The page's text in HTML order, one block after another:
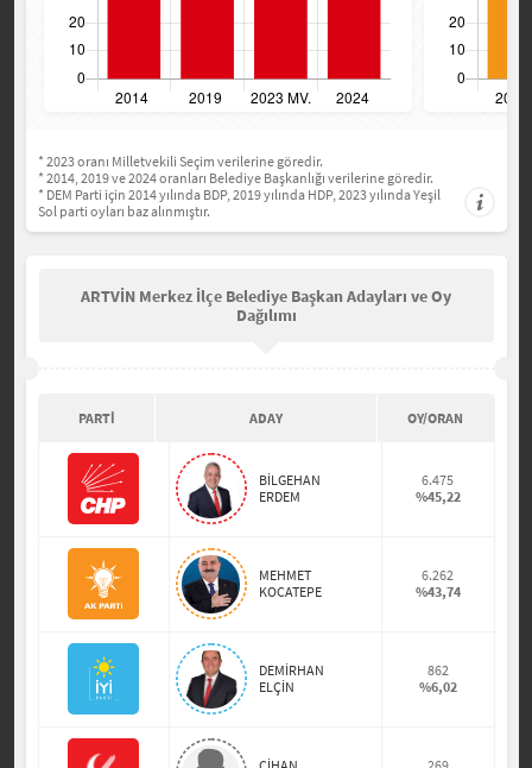
* 2023 oranı Milletvekili Seçim verilerine göredir.
* 2014, 2019 ve 2024 oranları Belediye Başkanlığı verilerine göredir.
* DEM Parti için 2014 yılında BDP, 2019 yılında HDP, 2023 yılında Yeşil
Sol parti oyları baz alınmıştır.
ARTVİN Merkez İlçe Belediye Başkan Adayları ve Oy
Dağılımı
PARTİ ADAY OY/ORAN
BİLGEHAN
ERDEM
6.475
%45,22
MEHMET
KOCATEPE
6.262
%43,74
DEMİRHAN
ELÇİN
862
%6,02